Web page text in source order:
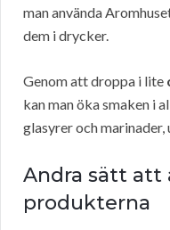
man använda
dem i drycker.
Genom att droppa i lite
kan man öka smaken i
glasyrer och
Andra sätt att
produkterna